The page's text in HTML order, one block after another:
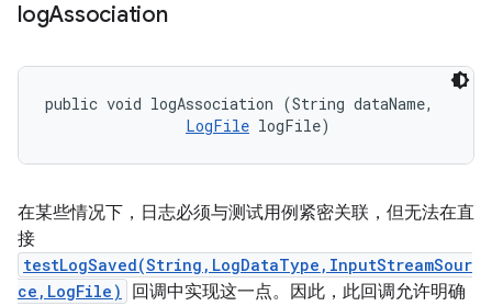
logAssociation
public void logAssociation (String dataName,
LogFile logFile)
在某些情况下，日志必须与测试用例紧密关联，但无法在直
接
testLogSaved(String,LogDataType,InputStreamSour
ce,LogFile)
回调中实现这一点。因此，此回调允许明确